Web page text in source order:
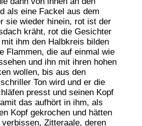
als eine Fackel aus dem
sie wieder hinein, rot ist der
kräht, rot die Gesichter
ihm den Halbkreis bilden
Flammen, die auf einmal wie
und ihn mit ihren hohen
wollen, bis aus den
Ton wird und er die
presst und seinen Kopf
das aufhört in ihm, als
Kopf gekrochen und hätten
Zitteraale, deren